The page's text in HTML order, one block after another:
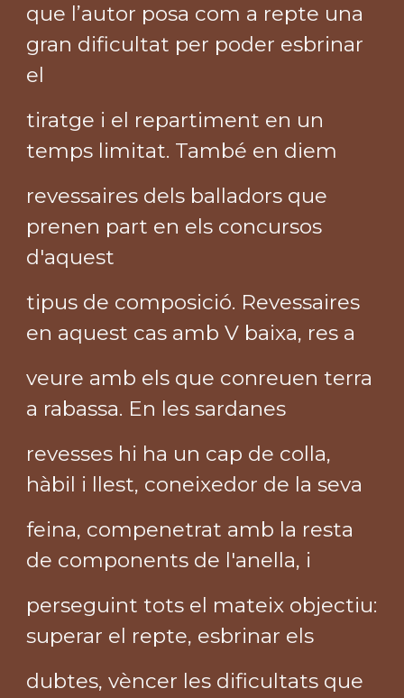
que l’autor posa com a repte una
gran dificultat per poder esbrinar
el
tiratge i el repartiment en un
temps limitat. També en diem
revessaires dels balladors que
prenen part en els concursos
d'aquest
tipus de composició. Revessaires
en aquest cas amb V baixa, res a
veure amb els que conreuen terra
a rabassa. En les sardanes
revesses hi ha un cap de colla,
hàbil i llest, coneixedor de la seva
feina, compenetrat amb la resta
de components de l'anella, i
perseguint tots el mateix objectiu:
superar el repte, esbrinar els
dubtes, vèncer les dificultats que